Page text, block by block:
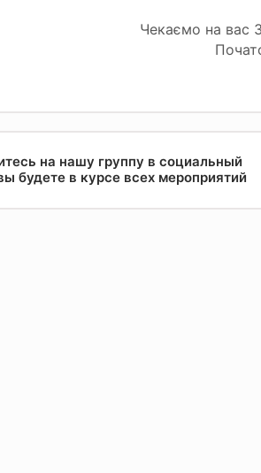
Чекаємо на вас
на нашу группу в социальный
будете в курсе всех мероприятий